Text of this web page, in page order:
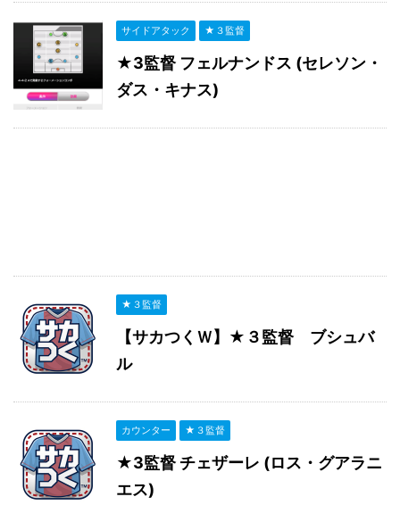
サイドアタック ★３監督
★3監督 フェルナンドス (セレソン・
ダス・キナス)
★３監督
【サカつくＷ】★３監督 ブシュバ
ル
カウンター ★３監督
★3監督 チェザーレ (ロス・グアラニ
エス)